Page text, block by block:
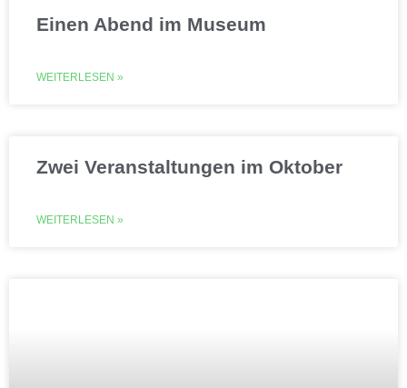
Einen Abend im Museum
WEITERLESEN »
Zwei Veranstaltungen im Oktober
WEITERLESEN »